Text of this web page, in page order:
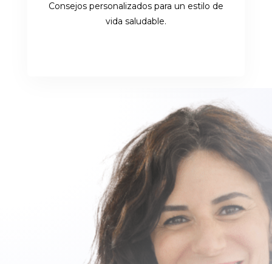
Consejos personalizados para un estilo de
vida saludable.